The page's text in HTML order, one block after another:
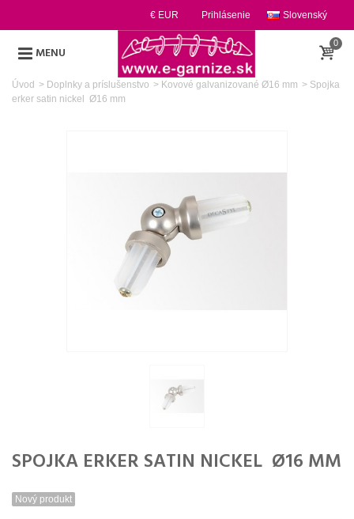
Slovenský
Prihlásenie
€ EUR
MENU
0
Úvod > Doplnky a príslušenstvo > Kovové galvanizované Ø16 mm > Spojka
erker satin nickel Ø16 mm
SPOJKA ERKER SATIN NICKEL Ø16 MM
Nový produkt